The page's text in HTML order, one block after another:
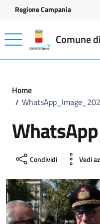
Vai ai contenuti
Vai al footer
Regione Campania
Comune
Home
Condividi Vedi